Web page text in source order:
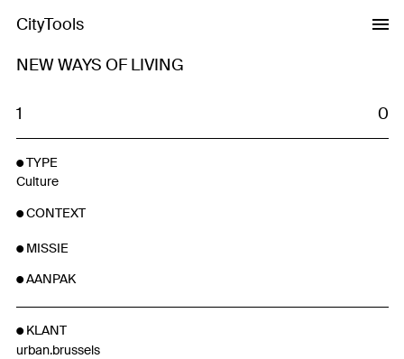
CityTools
NEW WAYS OF LIVING
1 0
TYPE
Culture
CONTEXT
MISSIE
AANPAK
KLANT
urban.brussels